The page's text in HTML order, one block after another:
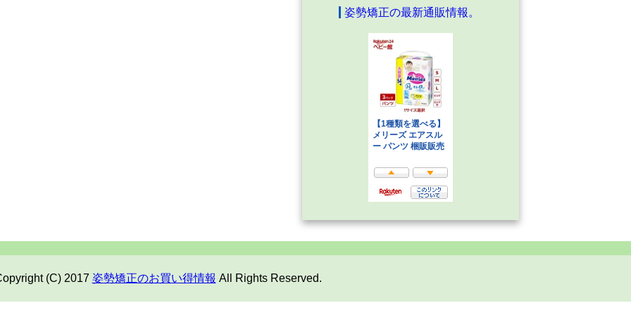
姿勢矯正の最新通販情報。
(C) 2017 姿勢矯正のお買い得情報 All Rights Reserved.